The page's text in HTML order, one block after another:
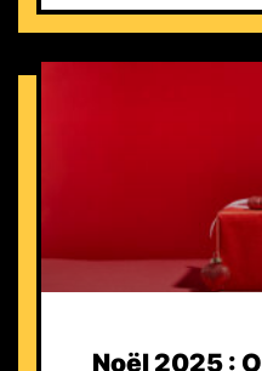
Noël 2025 :